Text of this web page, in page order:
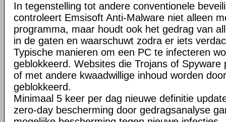
In tegenstelling tot andere conventionele
controleert Emsisoft Anti-Malware niet alleen
programma, maar houdt ook het gedrag van
in de gaten en waarschuwt zodra er iets
Typische manieren om een PC te infecteren
geblokkeerd. Websites die Trojans of Spyware
of met andere kwaadwillige inhoud worden
geblokkeerd.
Minimaal 5 keer per dag nieuwe definitie
zero-day bescherming door gedragsanalyse